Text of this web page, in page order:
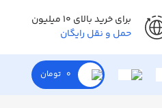
برای خرید بالای 10 میلیون
حمل و نقل رایگان
0 تومان